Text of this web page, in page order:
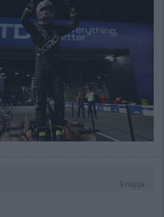
9 napja